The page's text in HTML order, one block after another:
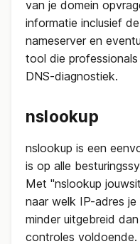
van je domein
informatie inclusief
nameserver en
tool die
DNS-diagnostiek.
nslookup
nslookup is een
is op alle
Met "nslookup
naar welk IP-adres
minder uitgebreid
controles voldoende.